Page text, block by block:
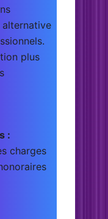
alternative
plus
:
charges